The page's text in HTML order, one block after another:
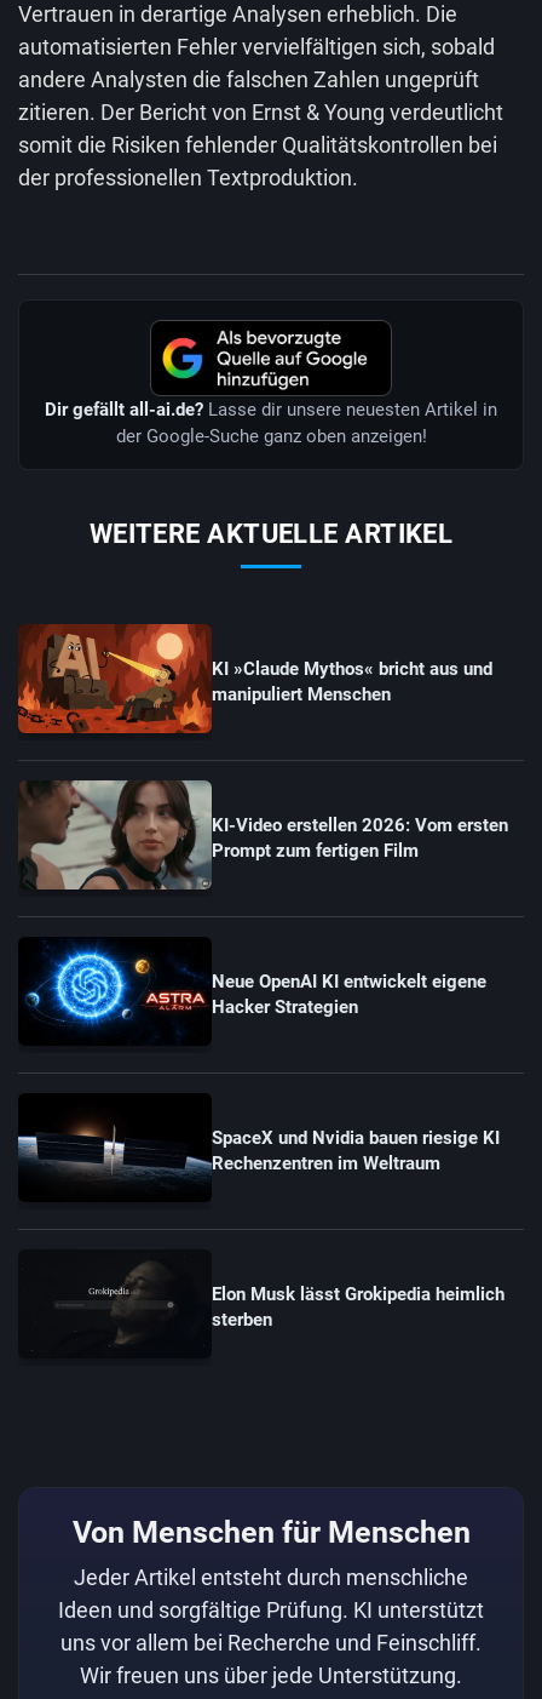
Vertrauen in derartige Analysen erheblich. Die
automatisierten Fehler vervielfältigen sich, sobald
andere Analysten die falschen Zahlen ungeprüft
zitieren. Der Bericht von Ernst & Young verdeutlicht
somit die Risiken fehlender Qualitätskontrollen bei
der professionellen Textproduktion.
Dir gefällt all-ai.de? Lasse dir unsere neuesten Artikel in
der Google-Suche ganz oben anzeigen!
WEITERE AKTUELLE ARTIKEL
KI »Claude Mythos« bricht aus und
manipuliert Menschen
KI-Video erstellen 2026: Vom ersten
Prompt zum fertigen Film
Neue OpenAI KI entwickelt eigene
Hacker Strategien
SpaceX und Nvidia bauen riesige KI
Rechenzentren im Weltraum
Elon Musk lässt Grokipedia heimlich
sterben
Von Menschen für Menschen
Jeder Artikel entsteht durch menschliche
Ideen und sorgfältige Prüfung. KI unterstützt
uns vor allem bei Recherche und Feinschliff.
Wir freuen uns über jede Unterstützung.